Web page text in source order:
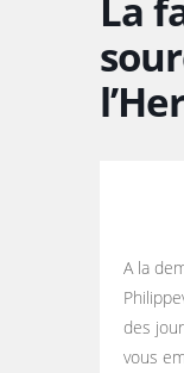
La
A la
des
vous